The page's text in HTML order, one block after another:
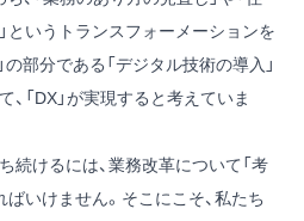
というトランスフォーメーションを
の部分である「デジタル技術の導入」
「DX」が実現すると考えていま
けるには、業務改革について「考
ばいけません。そこにこそ、私たち